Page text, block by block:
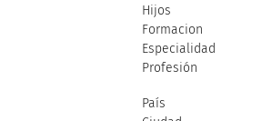
Hijos
Formacion
Especialidad
Profesión
País